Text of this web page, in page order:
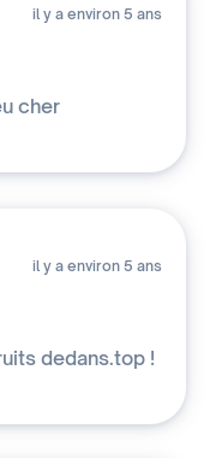
il y a environ 5 ans
cher
il y a environ 5 ans
dedans.top !